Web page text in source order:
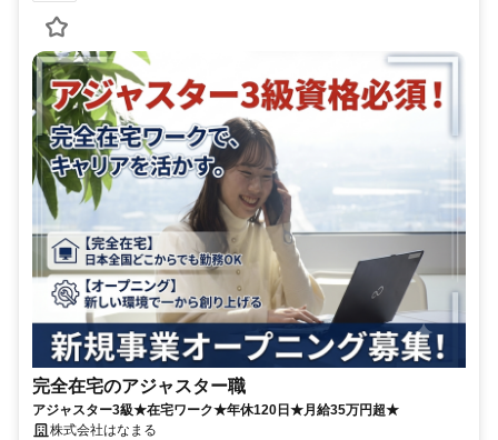
完全在宅のアジャスター職
アジャスター3級★在宅ワーク★年休120日★月給35万円超★
株式会社はなまる